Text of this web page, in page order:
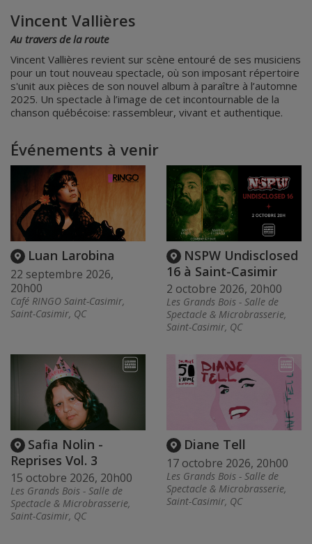
Vincent Vallières
Au travers de la route
Vincent Vallières revient sur scène entouré de ses musiciens
pour un tout nouveau spectacle, où son imposant répertoire
s'unit aux pièces de son nouvel album à paraître à l’automne
2025. Un spectacle à l’image de cet incontournable de la
chanson québécoise: rassembleur, vivant et authentique.
Événements à venir
Luan Larobina
22 septembre 2026,
20h00
Café RINGO Saint-Casimir,
Saint-Casimir, QC
NSPW Undisclosed
16 à Saint-Casimir
2 octobre 2026, 20h00
Les Grands Bois - Salle de
Spectacle & Microbrasserie,
Saint-Casimir, QC
Safia Nolin -
Reprises Vol. 3
15 octobre 2026, 20h00
Les Grands Bois - Salle de
Spectacle & Microbrasserie,
Saint-Casimir, QC
Diane Tell
17 octobre 2026, 20h00
Les Grands Bois - Salle de
Spectacle & Microbrasserie,
Saint-Casimir, QC